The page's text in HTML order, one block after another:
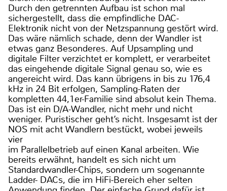
Durch den getrennten Aufbau ist schon mal
sichergestellt, dass die empfindliche DAC-
Elektronik nicht von der Netzspannung gestört wird.
Das wäre nämlich schade, denn der Wandler ist
etwas ganz Besonderes. Auf Upsampling und
digitale Filter verzichtet er komplett, er verarbeitet
das eingehende digitale Signal genau so, wie es
angereicht wird. Das kann übrigens in bis zu 176,4
kHz in 24 Bit erfolgen, Sampling-Raten der
kompletten 44,1er-Familie sind absolut kein Thema.
Das ist ein D/A-Wandler, nicht mehr und nicht
weniger. Puristischer geht’s nicht. Insgesamt ist der
NOS mit acht Wandlern bestückt, wobei jeweils
vier
im Parallelbetrieb auf einen Kanal arbeiten. Wie
bereits erwähnt, handelt es sich nicht um
Standardwandler-Chips, sondern um sogenannte
Ladder- DACs, die im HiFi-Bereich eher selten